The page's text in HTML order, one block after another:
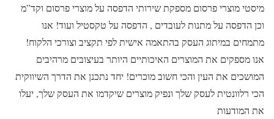
מיסטי מוצרי פרסום מספקת שירותי הדפסה על מוצרי פרסום וקד”מ
וכן הדפסה על מתנות לעובדים , הדפסה על טקסטיל ועוד! אנו
מתמחים במיתוג העסק בהתאמה אישית לפי תקציב וצורכי הלקוח!
אנו מספקים את המוצרים האיכותיים היותר בעיצובים מרהיבים
המושכים את העין והכי חשוב מוכרים! יחד נתכנן את הדרך השיווקית
הכי רלוונטית לעסק שלך ונפיק מוצרים שיקדמו את העסק שלך, יעלו
את המודעות